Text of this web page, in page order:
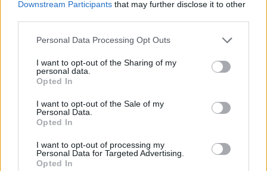
Downstream Participants that may further disclose it to other
Please note that this website/app uses one or more Google
not limited to your visit or usage behaviour. You may click to
grant or deny consent to Google and its third-party tags to
use your data for below specified purposes in below Google
consent section.
Personal Data Processing Opt Outs
I want to opt-out of the Sharing of my
personal data.
Opted In
I want to opt-out of the Sale of my
Personal Data.
Opted In
I want to opt-out of processing my
Personal Data for Targeted Advertising.
Opted In
A BAROKK ÖSSZES ÁRNYALATA ÉS MÉG EGY SOR
KIVÁLÓ PROGRAM VÁR MINDENKIT EZEN A HÉTVÉGÉN
GYŐRBEN
Középpontban a hagyományőrzés, de lesz Pogány Induló és
Majka koncert, jóga szeánsz, “borhajózás” és egy csomó minden
Szólj hozzá!